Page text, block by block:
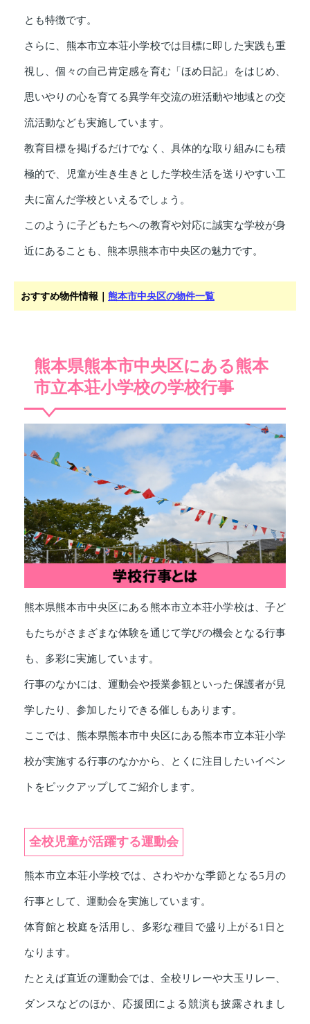
とも特徴です。
さらに、熊本市立本荘小学校では目標に即した実践も重
視し、個々の自己肯定感を育む「ほめ日記」をはじめ、
思いやりの心を育てる異学年交流の班活動や地域との交
流活動なども実施しています。
教育目標を掲げるだけでなく、具体的な取り組みにも積
極的で、児童が生き生きとした学校生活を送りやすい工
夫に富んだ学校といえるでしょう。
このように子どもたちへの教育や対応に誠実な学校が身
近にあることも、熊本県熊本市中央区の魅力です。
おすすめ物件情報｜ 熊本市中央区の物件一覧
熊本県熊本市中央区にある熊本
市立本荘小学校の学校行事
熊本県熊本市中央区にある熊本市立本荘小学校は、子ど
もたちがさまざまな体験を通じて学びの機会となる行事
も、多彩に実施しています。
行事のなかには、運動会や授業参観といった保護者が見
学したり、参加したりできる催しもあります。
ここでは、熊本県熊本市中央区にある熊本市立本荘小学
校が実施する行事のなかから、とくに注目したいイベン
トをピックアップしてご紹介します。
全校児童が活躍する運動会
熊本市立本荘小学校では、さわやかな季節となる5月の
行事として、運動会を実施しています。
体育館と校庭を活用し、多彩な種目で盛り上がる1日と
なります。
たとえば直近の運動会では、全校リレーや大玉リレー、
ダンスなどのほか、応援団による競演も披露されまし